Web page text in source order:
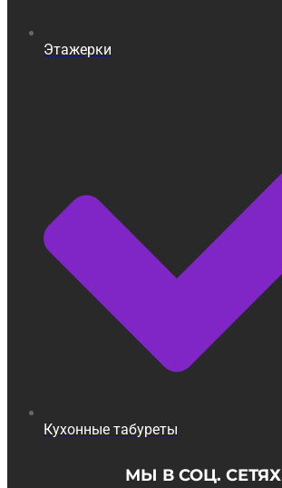
Этажерки
Кухонные табуреты
МЫ В СОЦ. СЕТЯХ